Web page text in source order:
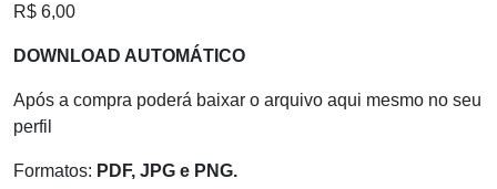
R$ 6,00
DOWNLOAD AUTOMÁTICO
Após a compra poderá baixar o arquivo aqui mesmo no seu
perfil
Formatos: PDF, JPG e PNG.